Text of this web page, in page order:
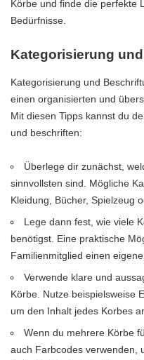
Körbe und finde die perfekte
Bedürfnisse.
Kategorisierung
Kategorisierung und
einen organisierten und
Mit diesen Tipps kannst du
und beschriften:
Überlege dir zunächst,
sinnvollsten sind. Mögliche
Kleidung, Bücher, Spielzeug
Lege dann fest, wie viele
benötigst. Eine praktische
Familienmitglied einen
Verwende klare und
Körbe. Nutze beispielsweise
um den Inhalt jedes Korbes
Wenn du mehrere Körbe
auch Farbcodes verwenden,